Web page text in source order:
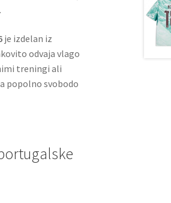
je izdelan iz
odvaja vlago
treningi ali
popolno svobodo